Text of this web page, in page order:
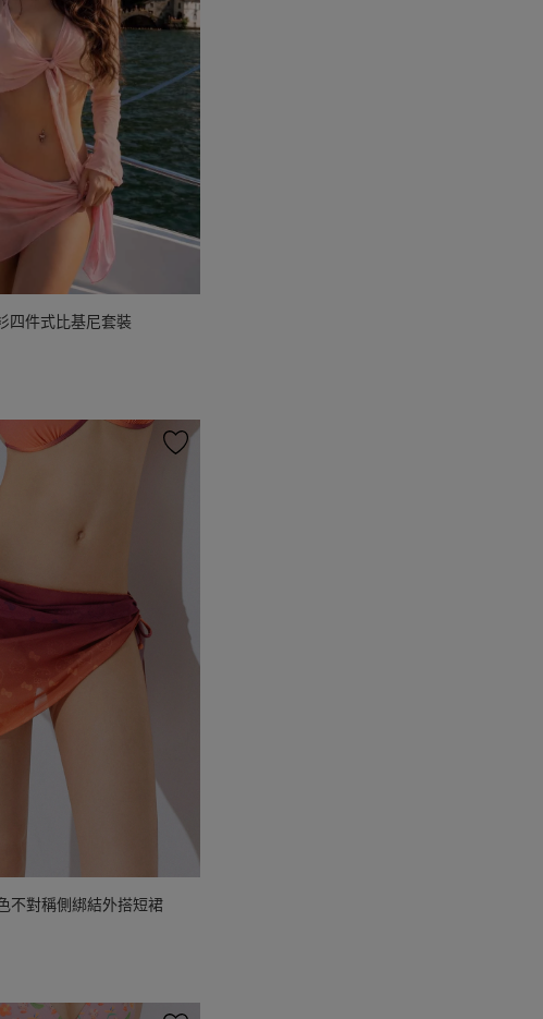
四件式比基尼套裝
不對稱側綁結外搭短裙